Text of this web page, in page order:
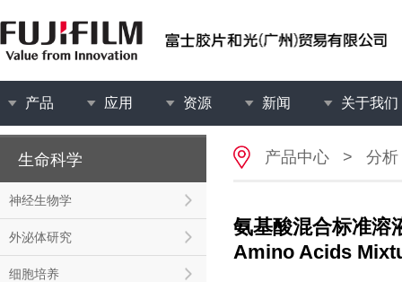
产品 应用 资源 新闻 关于我们
生命科学
神经生物学
外泌体研究
细胞培养
产品中心 > 分析
氨基酸混合标准溶
Amino Acids